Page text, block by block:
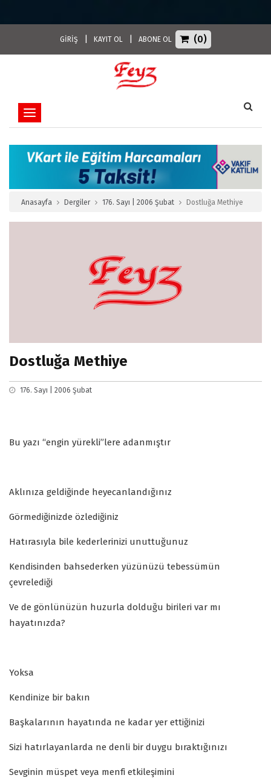
GİRİŞ KAYIT OL ABONE OL (0)
Toggle navigation
Anasayfa Dergiler 176. Sayı | 2006 Şubat Dostluğa Methiye
Dostluğa Methiye
176. Sayı | 2006 Şubat
Bu yazı “engin yürekli”lere adanmıştır
Aklınıza geldiğinde heyecanlandığınız
Görmediğinizde özlediğiniz
Hatırasıyla bile kederlerinizi unuttuğunuz
Kendisinden bahsederken yüzünüzü tebessümün
çevrelediği
Ve de gönlünüzün huzurla dolduğu birileri var mı
hayatınızda?
Yoksa
Kendinize bir bakın
Başkalarının hayatında ne kadar yer ettiğinizi
Sizi hatırlayanlarda ne denli bir duygu bıraktığınızı
Sevginin müspet veya menfi etkileşimini